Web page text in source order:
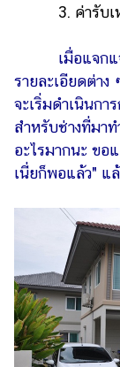
ปัญหา
งาน
กับ
เรา
3. ค่ารับ
เมื่อแจก
รายละเอียดต่า
จะเริ่มดำเนินกา
สำหรับช่างที่มา
อะไรมากนะ ข
เนี่ยก็พอแล้ว" แ